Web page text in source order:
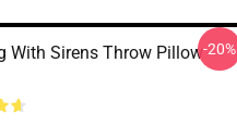
With Sirens Throw Pillow-20%